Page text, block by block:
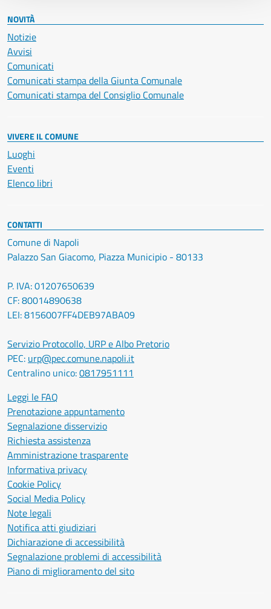
NOVITÀ
Notizie
Avvisi
Comunicati
Comunicati stampa della Giunta Comunale
Comunicati stampa del Consiglio Comunale
VIVERE IL COMUNE
Luoghi
Eventi
Elenco libri
CONTATTI
Comune di Napoli
Palazzo San Giacomo, Piazza Municipio - 80133
P. IVA: 01207650639
CF: 80014890638
LEI: 8156007FF4DEB97ABA09
Servizio Protocollo, URP e Albo Pretorio
PEC: urp@pec.comune.napoli.it
Centralino unico:0817951111
Leggi le FAQ
Prenotazione appuntamento
Segnalazione disservizio
Richiesta assistenza
Amministrazione trasparente
Informativa privacy
Cookie Policy
Social Media Policy
Note legali
Notifica atti giudiziari
Dichiarazione di accessibilità
Segnalazione problemi di accessibilità
Piano di miglioramento del sito